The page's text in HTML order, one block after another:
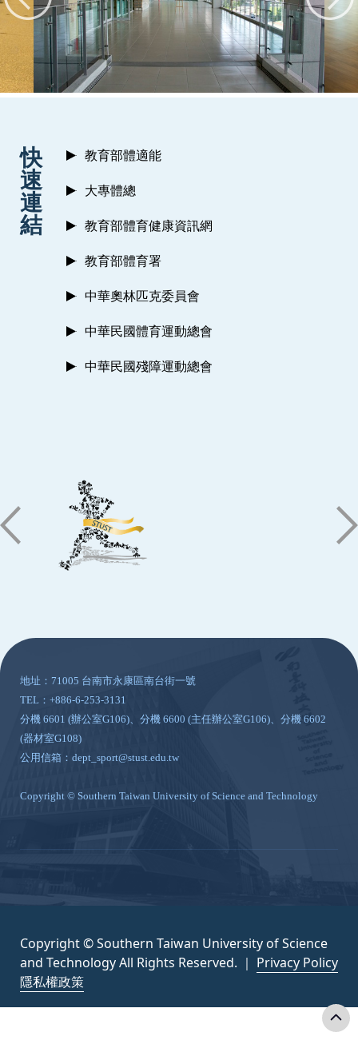
快
速
連
結
教育部體適能
大專體總
教育部體育健康資訊網
教育部體育署
中華奧林匹克委員會
中華民國體育運動總會
中華民國殘障運動總會
地址：71005 台南市永康區南台街一號
TEL：+886-6-253-3131
分機 6601 (辦公室G106)、分機 6600 (主任辦公室G106)、分機 6602
(器材室G108)
公用信箱：dept_sport@stust.edu.tw
Copyright © Southern Taiwan University of Science and Technology
Copyright © Southern Taiwan University of Science
and Technology All Rights Reserved. ｜ Privacy Policy
隱私權政策